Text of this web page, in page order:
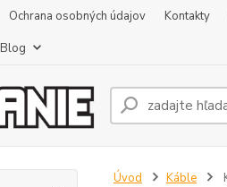
Ochrana osobných údajov Kontakty
Blog
Úvod Káble